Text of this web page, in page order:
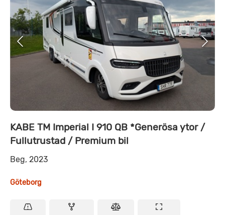
KABE TM Imperial I 910 QB *Generösa ytor /
Fullutrustad / Premium bil
Beg, 2023
Göteborg